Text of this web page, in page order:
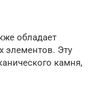
обладает
элементов. Эту
камня,